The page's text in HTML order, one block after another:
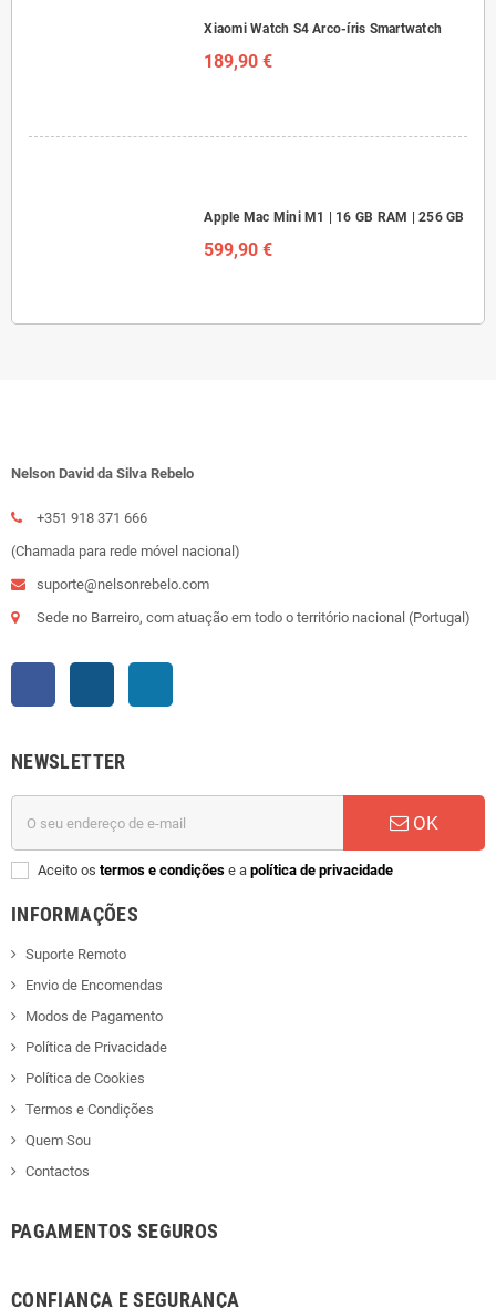
Xiaomi Watch S4 Arco-íris Smartwatch
189,90 €
Apple Mac Mini M1 | 16 GB RAM | 256 GB
599,90 €
Nelson David da Silva Rebelo
+351 918 371 666
(Chamada para rede móvel nacional)
suporte@nelsonrebelo.com
Sede no Barreiro, com atuação em todo o território nacional (Portugal)
NEWSLETTER
OK
Aceito os termos e condições e a política de privacidade
INFORMAÇÕES
Suporte Remoto
Envio de Encomendas
Modos de Pagamento
Política de Privacidade
Política de Cookies
Termos e Condições
Quem Sou
Contactos
PAGAMENTOS SEGUROS
CONFIANÇA E SEGURANÇA